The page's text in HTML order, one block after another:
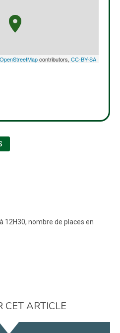
OpenStreetMapcontributors, CC-BY-SA
12H30, nombre de places en
CET ARTICLE